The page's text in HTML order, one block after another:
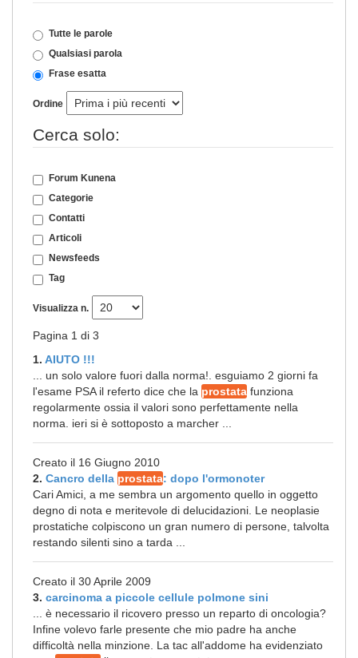
Tutte le parole
Qualsiasi parola
Frase esatta
Ordine
Cerca solo:
Forum Kunena
Categorie
Contatti
Articoli
Newsfeeds
Tag
Visualizza n.
Pagina 1 di 3
1. AIUTO !!!
... un solo valore fuori dalla norma!. esguiamo 2 giorni fa
l'esame PSA il referto dice che la prostata funziona
regolarmente ossia il valori sono perfettamente nella
norma. ieri si è sottoposto a marcher ...
Creato il 16 Giugno 2010
2. Cancro della prostata: dopo l'ormonoter
Cari Amici, a me sembra un argomento quello in oggetto
degno di nota e meritevole di delucidazioni. Le neoplasie
prostatiche colpiscono un gran numero di persone, talvolta
restando silenti sino a tarda ...
Creato il 30 Aprile 2009
3. carcinoma a piccole cellule polmone sini
... è necessario il ricovero presso un reparto di oncologia?
Infine volevo farle presente che mio padre ha anche
difficoltà nella minzione. La tac all'addome ha evidenziato